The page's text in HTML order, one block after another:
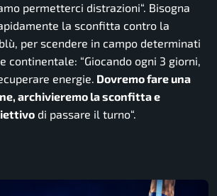
permetterci distrazioni“. Bisogna
la sconfitta contro la
per scendere in campo determinati
continentale: “Giocando ogni 3 giorni,
energie. Dovremo fare una
archivieremo la sconfitta e
di passare il turno“.